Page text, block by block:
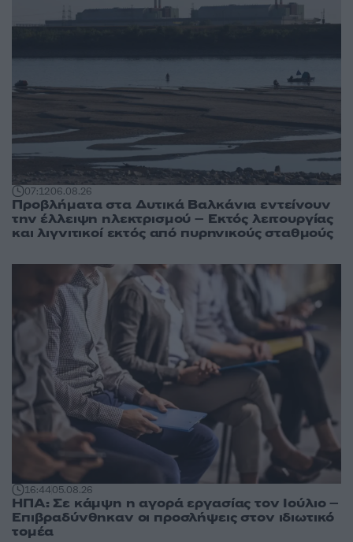
07:1206.08.26
Προβλήματα στα Δυτικά Βαλκάνια εντείνουν
την έλλειψη ηλεκτρισμού – Εκτός λειτουργίας
και λιγνιτικοί εκτός από πυρηνικούς σταθμούς
16:4405.08.26
ΗΠΑ: Σε κάμψη η αγορά εργασίας τον Ιούλιο –
Επιβραδύνθηκαν οι προσλήψεις στον ιδιωτικό
τομέα